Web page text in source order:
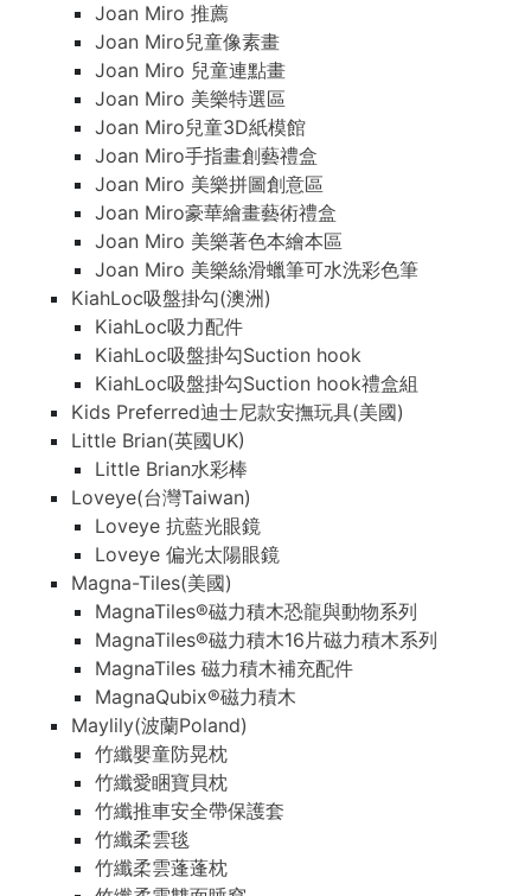
Joan Miro 推薦
Joan Miro兒童像素畫
Joan Miro 兒童連點畫
Joan Miro 美樂特選區
Joan Miro兒童3D紙模館
Joan Miro手指畫創藝禮盒
Joan Miro 美樂拼圖創意區
Joan Miro豪華繪畫藝術禮盒
Joan Miro 美樂著色本繪本區
Joan Miro 美樂絲滑蠟筆可水洗彩色筆
KiahLoc吸盤掛勾(澳洲)
KiahLoc吸力配件
KiahLoc吸盤掛勾Suction hook
KiahLoc吸盤掛勾Suction hook禮盒組
Kids Preferred迪士尼款安撫玩具(美國)
Little Brian(英國UK)
Little Brian水彩棒
Loveye(台灣Taiwan)
Loveye 抗藍光眼鏡
Loveye 偏光太陽眼鏡
Magna-Tiles(美國)
MagnaTiles®磁力積木恐龍與動物系列
MagnaTiles®磁力積木16片磁力積木系列
MagnaTiles 磁力積木補充配件
MagnaQubix®磁力積木
Maylily(波蘭Poland)
竹纖嬰童防晃枕
竹纖愛睏寶貝枕
竹纖推車安全帶保護套
竹纖柔雲毯
竹纖柔雲蓬蓬枕